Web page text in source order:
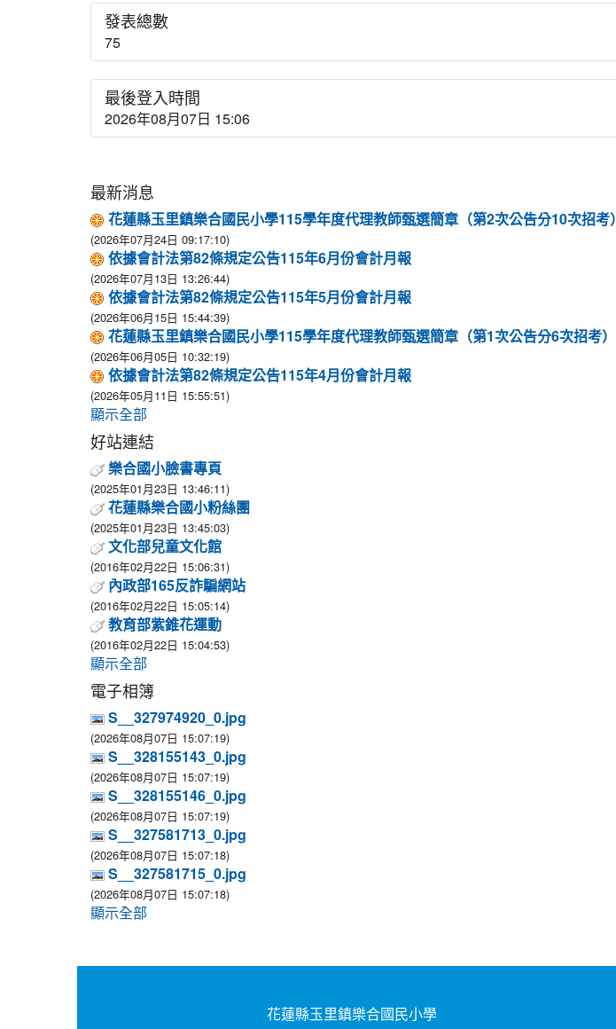
發表總數
75
最後登入時間
2026年08月07日 15:06
最新消息
花蓮縣玉里鎮樂合國民小學115學年度代理教師甄選簡章（第2次公告分10次招考）
(2026年07月24日 09:17:10)
依據會計法第82條規定公告115年6月份會計月報
(2026年07月13日 13:26:44)
依據會計法第82條規定公告115年5月份會計月報
(2026年06月15日 15:44:39)
花蓮縣玉里鎮樂合國民小學115學年度代理教師甄選簡章（第1次公告分6次招考）
(2026年06月05日 10:32:19)
依據會計法第82條規定公告115年4月份會計月報
(2026年05月11日 15:55:51)
顯示全部
好站連結
樂合國小臉書專頁
(2025年01月23日 13:46:11)
花蓮縣樂合國小粉絲團
(2025年01月23日 13:45:03)
文化部兒童文化館
(2016年02月22日 15:06:31)
內政部165反詐騙網站
(2016年02月22日 15:05:14)
教育部紫錐花運動
(2016年02月22日 15:04:53)
顯示全部
電子相簿
S__327974920_0.jpg
(2026年08月07日 15:07:19)
S__328155143_0.jpg
(2026年08月07日 15:07:19)
S__328155146_0.jpg
(2026年08月07日 15:07:19)
S__327581713_0.jpg
(2026年08月07日 15:07:18)
S__327581715_0.jpg
(2026年08月07日 15:07:18)
顯示全部
花蓮縣玉里鎮樂合國民小學